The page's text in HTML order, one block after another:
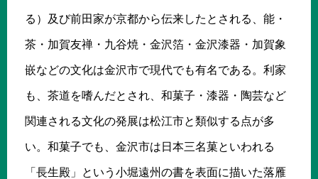
る）及び前田家が京都から伝来したとされる、能・
茶・加賀友禅・九谷焼・金沢箔・金沢漆器・加賀象
嵌などの文化は金沢市で現代でも有名である。利家
も、茶道を嗜んだとされ、和菓子・漆器・陶芸など
関連される文化の発展は松江市と類似する点が多
い。和菓子でも、金沢市は日本三名菓といわれる
「長生殿」という小堀遠州の書を表面に描いた落雁